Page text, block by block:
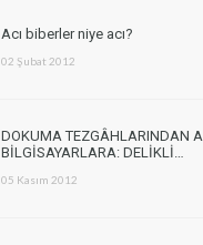
Acı biberler niye acı?
02 Şubat 2012
DOKUMA TEZGÂHLARINDAN
BİLGİSAYARLARA: DELİKLİ…
05 Kasım 2012